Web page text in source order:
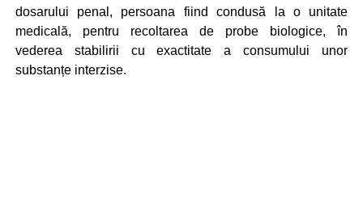
dosarului penal, persoana fiind condusă la o unitate
medicală, pentru recoltarea de probe biologice, în
vederea stabilirii cu exactitate a consumului unor
substanțe interzise.